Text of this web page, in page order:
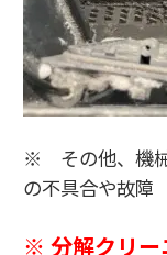
※ その他、機械
の不具合や故障
※ 分解クリー